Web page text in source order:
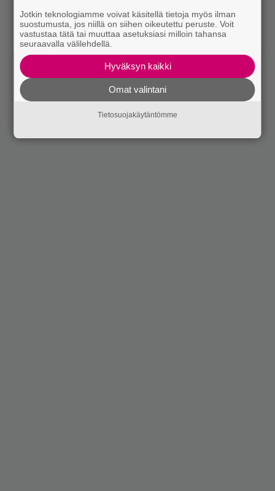
Jotkin teknologiamme voivat käsitellä tietoja myös ilman
suostumusta, jos niillä on siihen oikeutettu peruste. Voit
vastustaa tätä tai muuttaa asetuksiasi milloin tahansa
seuraavalla välilehdellä.
Hyväksyn kaikki
Omat valintani
Tietosuojakäytäntömme